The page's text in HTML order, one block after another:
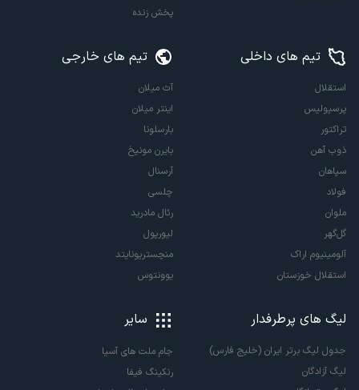
پخش زنده
تیم های داخلی
استقلال
پرسپولیس
تراکتور
ذوب آهن
سپاهان
فولاد
ملوان
گل‌گهر
آلومینیوم اراک
استقلال خوزستان
تیم های خارجی
آث میلان
اینتر میلان
بارسلونا
بایرن مونیخ
آرسنال
چلسی
رئال مادرید
لیورپول
منچستریونایتد
یوونتوس
لیگ های پرطرفدار
جدول لیگ برتر ایران (خلیج فارس)
لیگ آزادگان
سایر
جام ملت های آسیا
رنکینگ فیفا